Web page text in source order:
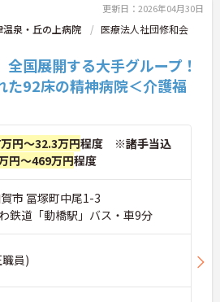
更新日：2026年04月30日
泉・丘の上病院
医療法人社団修和会
全国展開する大手グループ！
た92床の精神病院＜介護福
円～32.3万円程度 ※諸手当込
円～469万円程度
市 冨塚町中尾1-3
鉄道「動橋駅」バス・車9分
員)